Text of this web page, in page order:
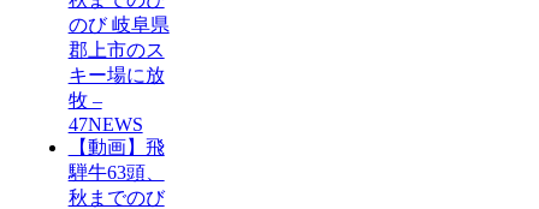
のび 岐阜県
郡上市のス
キー場に放
牧 –
47NEWS
【動画】飛
騨牛63頭、
秋までのび